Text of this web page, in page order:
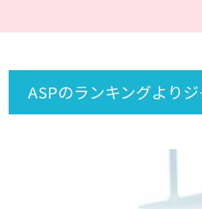
ASPのランキングより